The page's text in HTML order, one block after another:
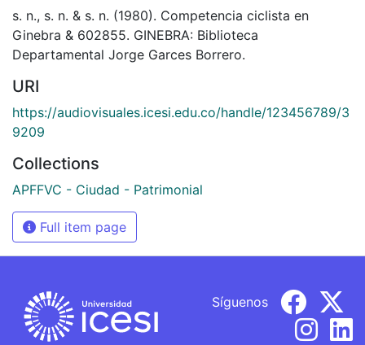
s. n., s. n. & s. n. (1980). Competencia ciclista en
Ginebra & 602855. GINEBRA: Biblioteca
Departamental Jorge Garces Borrero.
URI
https://audiovisuales.icesi.edu.co/handle/123456789/3
9209
Collections
APFFVC - Ciudad - Patrimonial
Full item page
Síguenos